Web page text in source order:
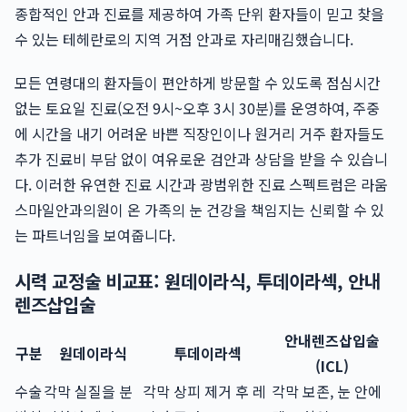
종합적인 안과 진료를 제공하여 가족 단위 환자들이 믿고 찾을
수 있는 테헤란로의 지역 거점 안과로 자리매김했습니다.
모든 연령대의 환자들이 편안하게 방문할 수 있도록 점심시간
없는 토요일 진료(오전 9시~오후 3시 30분)를 운영하여, 주중
에 시간을 내기 어려운 바쁜 직장인이나 원거리 거주 환자들도
추가 진료비 부담 없이 여유로운 검안과 상담을 받을 수 있습니
다. 이러한 유연한 진료 시간과 광범위한 진료 스펙트럼은 라움
스마일안과의원이 온 가족의 눈 건강을 책임지는 신뢰할 수 있
는 파트너임을 보여줍니다.
시력 교정술 비교표: 원데이라식, 투데이라섹, 안내
렌즈삽입술
구분 원데이라식 투데이라섹
안내렌즈삽입술
(ICL)
수술각막 실질을 분 각막 상피 제거 후 레 각막 보존, 눈 안에